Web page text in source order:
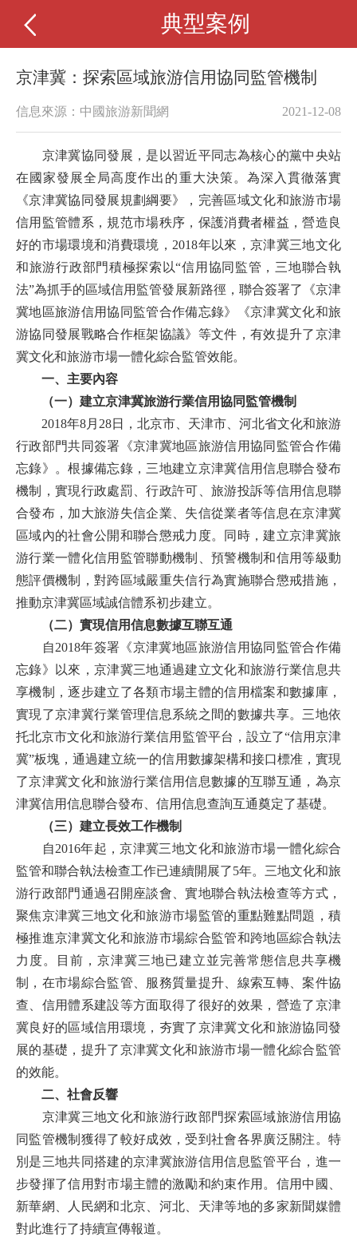
典型案例
京津冀：探索區域旅游信用協同監管機制
信息來源：中國旅游新聞網 2021-12-08
京津冀協同發展，是以習近平同志為核心的黨中央站
在國家發展全局高度作出的重大決策。為深入貫徹落實
《京津冀協同發展規劃綱要》，完善區域文化和旅游市場
信用監管體系，規范市場秩序，保護消費者權益，營造良
好的市場環境和消費環境，2018年以來，京津冀三地文化
和旅游行政部門積極探索以“信用協同監管，三地聯合執
法”為抓手的區域信用監管發展新路徑，聯合簽署了《京津
冀地區旅游信用協同監管合作備忘錄》《京津冀文化和旅
游協同發展戰略合作框架協議》等文件，有效提升了京津
冀文化和旅游市場一體化綜合監管效能。
一、主要內容
（一）建立京津冀旅游行業信用協同監管機制
2018年8月28日，北京市、天津市、河北省文化和旅游
行政部門共同簽署《京津冀地區旅游信用協同監管合作備
忘錄》。根據備忘錄，三地建立京津冀信用信息聯合發布
機制，實現行政處罰、行政許可、旅游投訴等信用信息聯
合發布，加大旅游失信企業、失信從業者等信息在京津冀
區域內的社會公開和聯合懲戒力度。同時，建立京津冀旅
游行業一體化信用監管聯動機制、預警機制和信用等級動
態評價機制，對跨區域嚴重失信行為實施聯合懲戒措施，
推動京津冀區域誠信體系初步建立。
（二）實現信用信息數據互聯互通
自2018年簽署《京津冀地區旅游信用協同監管合作備
忘錄》以來，京津冀三地通過建立文化和旅游行業信息共
享機制，逐步建立了各類市場主體的信用檔案和數據庫，
實現了京津冀行業管理信息系統之間的數據共享。三地依
托北京市文化和旅游行業信用監管平台，設立了“信用京津
冀”板塊，通過建立統一的信用數據架構和接口標准，實現
了京津冀文化和旅游行業信用信息數據的互聯互通，為京
津冀信用信息聯合發布、信用信息查詢互通奠定了基礎。
（三）建立長效工作機制
自2016年起，京津冀三地文化和旅游市場一體化綜合
監管和聯合執法檢查工作已連續開展了5年。三地文化和旅
游行政部門通過召開座談會、實地聯合執法檢查等方式，
聚焦京津冀三地文化和旅游市場監管的重點難點問題，積
極推進京津冀文化和旅游市場綜合監管和跨地區綜合執法
力度。目前，京津冀三地已建立並完善常態信息共享機
制，在市場綜合監管、服務質量提升、線索互轉、案件協
查、信用體系建設等方面取得了很好的效果，營造了京津
冀良好的區域信用環境，夯實了京津冀文化和旅游協同發
展的基礎，提升了京津冀文化和旅游市場一體化綜合監管
的效能。
二、社會反響
京津冀三地文化和旅游行政部門探索區域旅游信用協
同監管機制獲得了較好成效，受到社會各界廣泛關注。特
別是三地共同搭建的京津冀旅游信用信息監管平台，進一
步發揮了信用對市場主體的激勵和約束作用。信用中國、
新華網、人民網和北京、河北、天津等地的多家新聞媒體
對此進行了持續宣傳報道。